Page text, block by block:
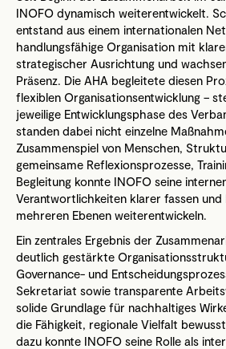
INOFO dynamisch weiterentwickelt.
entstand aus einem internationalen
handlungsfähige Organisation mit
strategischer Ausrichtung und
Präsenz. Die AHA begleitete diesen
flexiblen Organisationsentwicklung –
jeweilige Entwicklungsphase des
standen dabei nicht einzelne
Zusammenspiel von Menschen,
gemeinsame Reflexionsprozesse,
Begleitung konnte INOFO seine
Verantwortlichkeiten klarer fassen und
mehreren Ebenen weiterentwickeln.
Ein zentrales Ergebnis der
deutlich gestärkte
Governance- und
Sekretariat sowie transparente
solide Grundlage für nachhaltiges
die Fähigkeit, regionale Vielfalt
dazu konnte INOFO seine Rolle als